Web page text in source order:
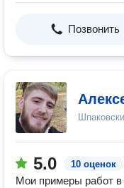
Позвонить
5.0 10 оценок
Мои примеры работ в